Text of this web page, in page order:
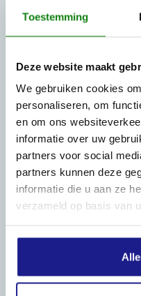
Toestemming
Deze website maakt
We gebruiken cookies
personaliseren, om
en om ons
informatie over uw
partners voor social
partners kunnen deze
informatie die u aan ze
verzameld op basis van
8801 RD Franeker
Bij storing:06-
OPENINGSTIJDEN
Maandag t/m vrijdag:
Zaterdag: 09:00 -